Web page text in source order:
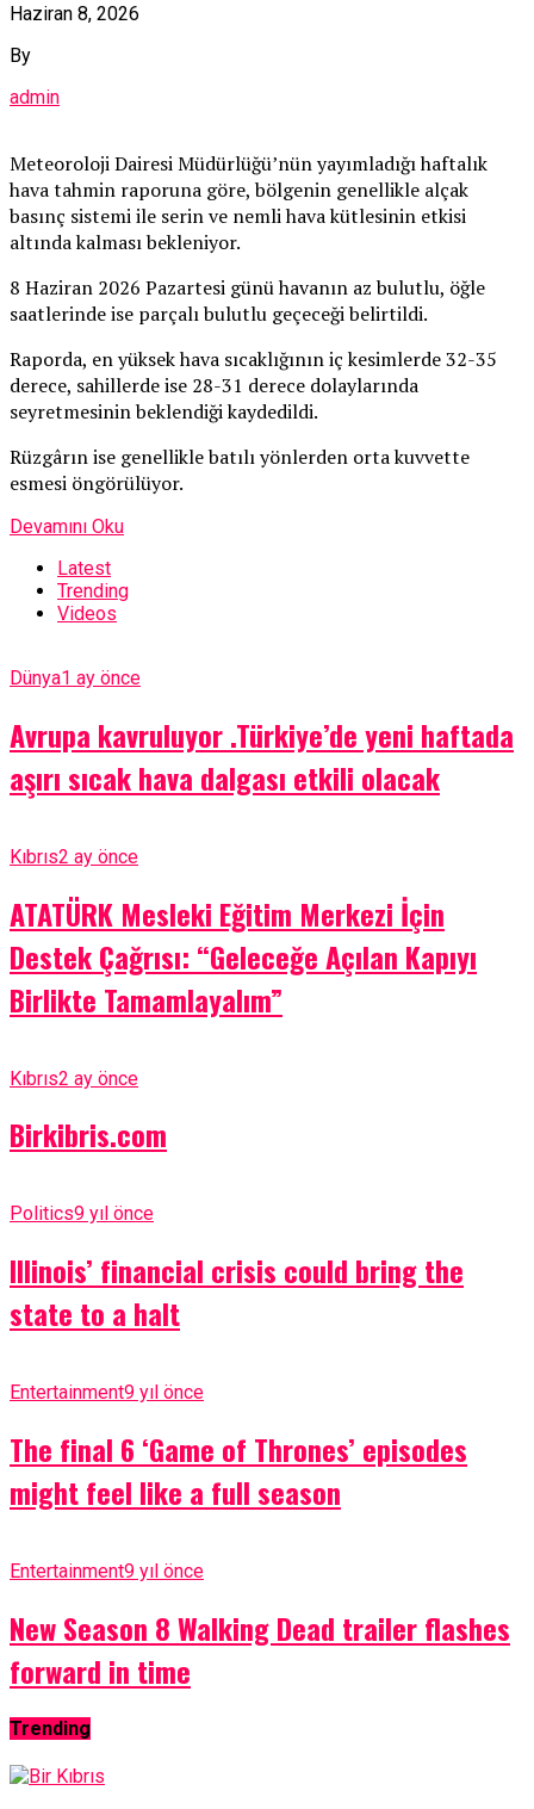
Haziran 8, 2026
By
admin
Meteoroloji Dairesi Müdürlüğü’nün yayımladığı haftalık
hava tahmin raporuna göre, bölgenin genellikle alçak
basınç sistemi ile serin ve nemli hava kütlesinin etkisi
altında kalması bekleniyor.
8 Haziran 2026 Pazartesi günü havanın az bulutlu, öğle
saatlerinde ise parçalı bulutlu geçeceği belirtildi.
Raporda, en yüksek hava sıcaklığının iç kesimlerde 32-35
derece, sahillerde ise 28-31 derece dolaylarında
seyretmesinin beklendiği kaydedildi.
Rüzgârın ise genellikle batılı yönlerden orta kuvvette
esmesi öngörülüyor.
Devamını Oku
Latest
Trending
Videos
Dünya1 ay önce
Avrupa kavruluyor .Türkiye’de yeni haftada
aşırı sıcak hava dalgası etkili olacak
Kıbrıs2 ay önce
ATATÜRK Mesleki Eğitim Merkezi İçin
Destek Çağrısı: “Geleceğe Açılan Kapıyı
Birlikte Tamamlayalım”
Kıbrıs2 ay önce
Birkibris.com
Politics9 yıl önce
Illinois’ financial crisis could bring the
state to a halt
Entertainment9 yıl önce
The final 6 ‘Game of Thrones’ episodes
might feel like a full season
Entertainment9 yıl önce
New Season 8 Walking Dead trailer flashes
forward in time
Trending